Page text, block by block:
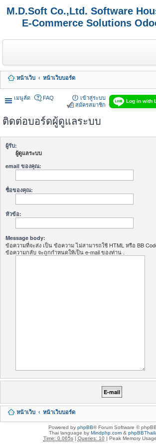
M.D.Soft Co.,Ltd. Software
E-Commerce Solutions
หน้าเว็บ
หน้าเว็บบอร์ด
เมนูลัด
Log in with
FAQ
เข้าสู่ระบบ
สมัครสมาชิก
ติดต่อบอร์ดผู้ดูแลระบบ
ผู้รับ:
ผู้ดูแลระบบ
email ของคุณ:
ชื่อของคุณ:
หัวข้อ:
Message body:
ข้อความที่จะส่ง เป็น ข้อความ ไม่สามารถใช้ HTML หรือ BB
ข้อความกลับ จะถูกกำหนดให้เป็น e-mail ของท่าน .
หน้าเว็บ หน้าเว็บบอร์ด
Powered by phpBB® Forum Software ©
Thai language by Mindphp.com&
Time: 0.065s| Queries: 10| Peak Memory